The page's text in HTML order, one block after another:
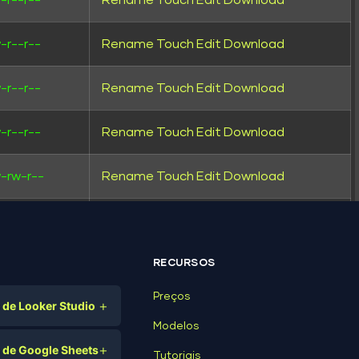
r--r-- Rename Touch Edit Download
r--r-- Rename Touch Edit Download
r--r-- Rename Touch Edit Download
rw-r-- Rename Touch Edit Download
TouchEdit
rw-r-- Rename
rw-r-- Rename TouchEdit
Looker Studio +
Google Sheets+
RECURSOS
Preços
Modelos
Tutoriais